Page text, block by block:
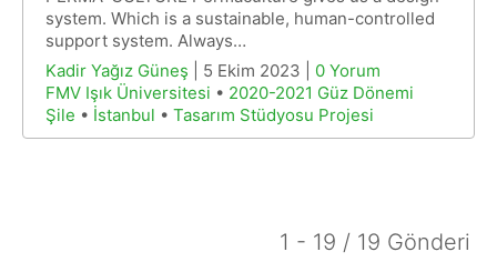
system. Which is a sustainable, human-controlled
support system. Always…
Kadir Yağız Güneş | 5 Ekim 2023 | 0 Yorum
FMV Işık Üniversitesi • 2020-2021 Güz Dönemi
Şile • İstanbul • Tasarım Stüdyosu Projesi
1 - 19 / 19 Gönderi